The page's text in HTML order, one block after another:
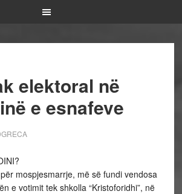
elektoral në
e esnafeve
mospjesmarrje, më së fundi vendosa
e votimit tek shkolla “Kristoforidhi”, në